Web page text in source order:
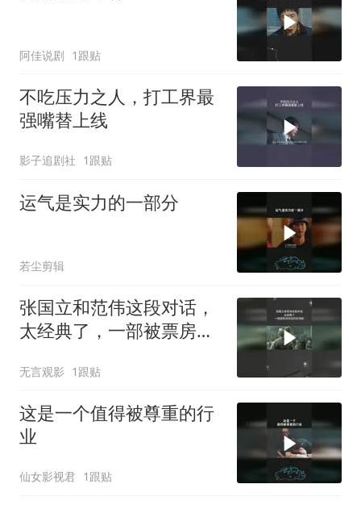
阿佳说剧 1跟贴
不吃压力之人，打工界最
强嘴替上线
影子追剧社 1跟贴
运气是实力的一部分
若尘剪辑
张国立和范伟这段对话，
太经典了，一部被票房低
无言观影 1跟贴
这是一个值得被尊重的行
业
仙女影视君 1跟贴